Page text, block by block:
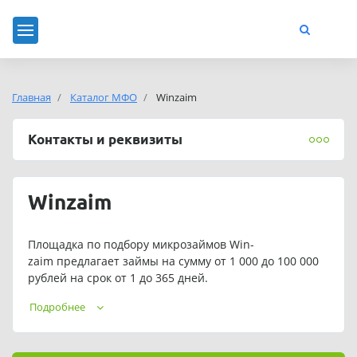
Главная Каталог МФО Winzaim
Контакты и реквизиты
Winzaim
Площадка по подбору микрозаймов Win-
zaim предлагает займы на сумму от 1 000 до 100 000
рублей на срок от 1 до 365 дней.
Подать заявку на займ можно в любое время. Сервис
Подробнее